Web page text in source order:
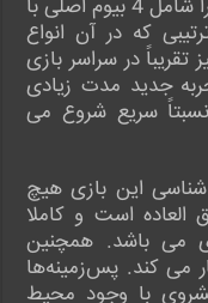
شما تغییر چندانی نمی کند، زیرا هر اجرا شامل 4 بیوم اصلی با
که در آن انواع
در سراسر بازی‌
جدید مدت زیادی
نسبتاً سریع شروع می
شناسی این بازی هیچ
العاده است و کاملا
می باشد. همچنین
می کند. پس‌زمینه‌ها
با وجود محیط